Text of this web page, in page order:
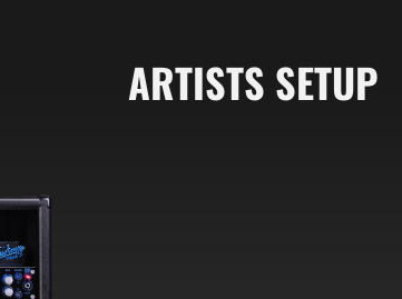
ARTISTS SETUP